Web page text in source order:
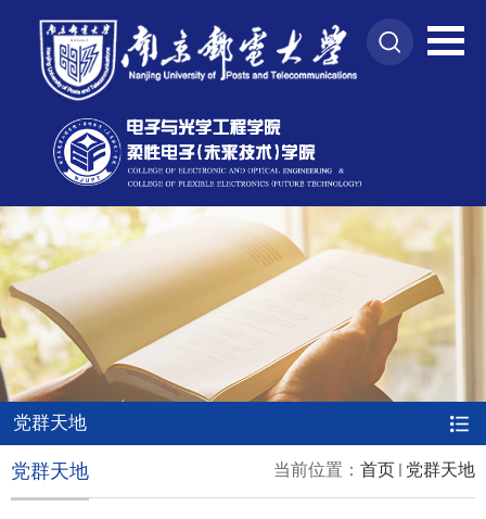
党群天地
当前位置： 首页 党群天地
党群天地